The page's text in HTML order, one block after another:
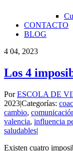
CONTACTO
BLOG
4 04, 2023
Los 4
PorESCOLA DE
2023|Categorías:
cambio,
valencia, influencia
saludables|
Existen cuatro